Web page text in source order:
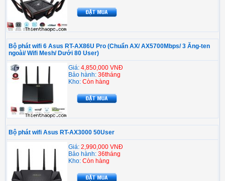
Bộ phát wifi 6 Asus RT-AX86U Pro (Chuẩn AX/ AX5700Mbps/ 3 Ăng-ten
ngoài/ Wifi Mesh/ Dưới 80 User)
Giá: 4,850,000 VNĐ
Bảo hành: 36tháng
Kho: Còn hàng
Bộ phát wifi Asus RT-AX3000 50User
Giá: 2,990,000 VNĐ
Bảo hành: 36tháng
Kho: Còn hàng